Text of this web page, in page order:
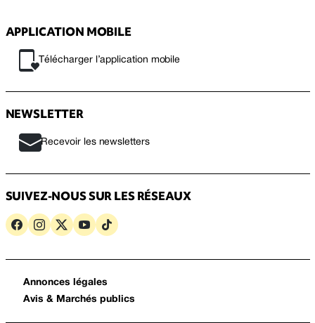
APPLICATION MOBILE
Télécharger l’application mobile
NEWSLETTER
Recevoir les newsletters
SUIVEZ-NOUS SUR LES RÉSEAUX
Annonces légales
Avis & Marchés publics